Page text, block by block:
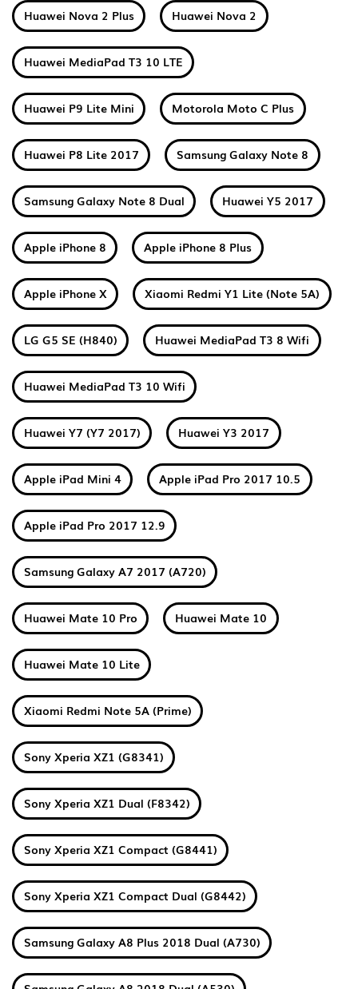
Huawei Nova 2 Plus Huawei Nova 2
Huawei MediaPad T3 10 LTE
Huawei P9 Lite Mini Motorola Moto C Plus
Huawei P8 Lite 2017 Samsung Galaxy Note 8
Samsung Galaxy Note 8 Dual Huawei Y5 2017
Apple iPhone 8 Apple iPhone 8 Plus
Apple iPhone X Xiaomi Redmi Y1 Lite (Note 5A)
LG G5 SE (H840) Huawei MediaPad T3 8 Wifi
Huawei MediaPad T3 10 Wifi
Huawei Y7 (Y7 2017) Huawei Y3 2017
Apple iPad Mini 4 Apple iPad Pro 2017 10.5
Apple iPad Pro 2017 12.9
Samsung Galaxy A7 2017 (A720)
Huawei Mate 10 Pro Huawei Mate 10
Huawei Mate 10 Lite
Xiaomi Redmi Note 5A (Prime)
Sony Xperia XZ1 (G8341)
Sony Xperia XZ1 Dual (F8342)
Sony Xperia XZ1 Compact (G8441)
Sony Xperia XZ1 Compact Dual (G8442)
Samsung Galaxy A8 Plus 2018 Dual (A730)